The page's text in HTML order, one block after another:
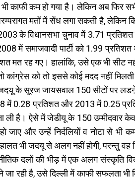
काफी कम हो गया है। लेकिन अब फिर
मतों में सेंध लगा सकती है, लेकिन
के विधानसभा चुनाव में 3.71
में समाजवादी पार्टी को 1.99
रह गए। हालांकि, उसे एक भी सीट
कांग्रेस को तो इससे कोई मदद नहीं
के सूरज जायसवाल 150 सीटों पर
में 0.28 प्रतिशत और 2013 में 0.25
ली है। ऐसे में जेडीयू के 150 उम्मीदवार
और उन्हें निर्दलियों व नोटा से भी
भी जदयू से अलग नहीं होगी, परन्तु वह
दलों की भीड़ में एक अलग संस्कृति
जा रही है, उसे दिल्ली में काफी सफलता भी